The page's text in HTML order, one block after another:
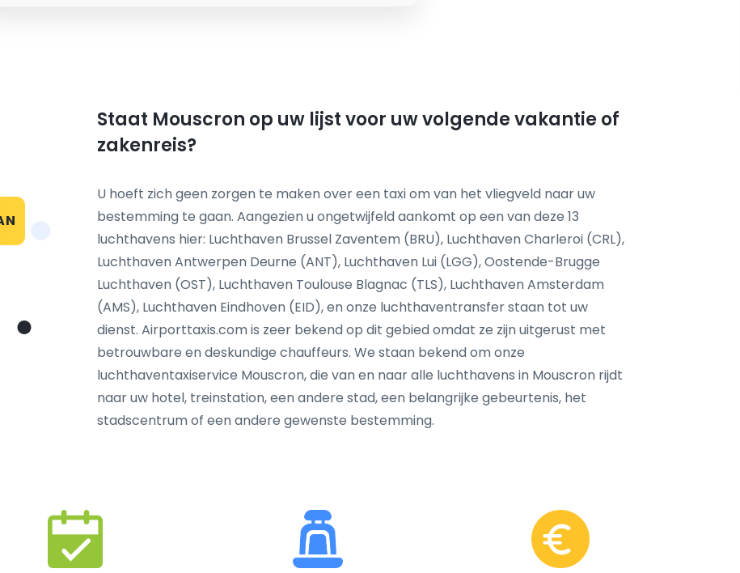
Staat Mouscron op uw lijst voor uw volgende vakantie of
zakenreis?
U hoeft zich geen zorgen te maken over een taxi om van het vliegveld naar uw
bestemming te gaan. Aangezien u ongetwijfeld aankomt op een van deze 13
luchthavens hier: Luchthaven Brussel Zaventem (BRU), Luchthaven Charleroi (CRL),
Luchthaven Antwerpen Deurne (ANT), Luchthaven Lui (LGG), Oostende-Brugge
Luchthaven (OST), Luchthaven Toulouse Blagnac (TLS), Luchthaven Amsterdam
(AMS), Luchthaven Eindhoven (EID), en onze luchthaventransfer staan tot uw
dienst. Airporttaxis.com is zeer bekend op dit gebied omdat ze zijn uitgerust met
betrouwbare en deskundige chauffeurs. We staan bekend om onze
luchthaventaxiservice Mouscron, die van en naar alle luchthavens in Mouscron rijdt
naar uw hotel, treinstation, een andere stad, een belangrijke gebeurtenis, het
stadscentrum of een andere gewenste bestemming.